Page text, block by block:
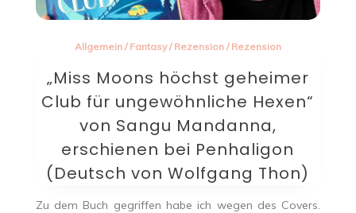
Allgemein/ Fantasy/ Rezension/ Rezension
„Miss Moons höchst geheimer
Club für ungewöhnliche Hexen“
von Sangu Mandanna,
erschienen bei Penhaligon
(Deutsch von Wolfgang Thon)
Zu dem Buch gegriffen habe ich wegen des Covers.